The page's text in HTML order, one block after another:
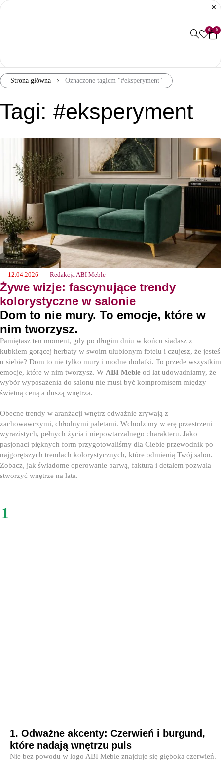
0 0
Strona główna Oznaczone tagiem "#eksperyment"
Tagi: #eksperyment
12.04.2026 Redakcja ABI Meble
Żywe wizje: fascynujące trendy
kolorystyczne w salonie
Dom to nie mury. To emocje, które w
nim tworzysz.
Pamiętasz ten moment, gdy po długim dniu w końcu siadasz z
kubkiem gorącej herbaty w swoim ulubionym fotelu i czujesz, że jesteś
u siebie? Dom to nie tylko mury i modne dodatki. To przede wszystkim
emocje, które w nim tworzysz. W ABI Meble od lat udowadniamy, że
wybór wyposażenia do salonu nie musi być kompromisem między
świetną ceną a duszą wnętrza.
Obecne trendy w aranżacji wnętrz odważnie zrywają z
zachowawczymi, chłodnymi paletami. Wchodzimy w erę przestrzeni
wyrazistych, pełnych życia i niepowtarzalnego charakteru. Jako
pasjonaci pięknych form przygotowaliśmy dla Ciebie przewodnik po
najgorętszych trendach kolorystycznych, które odmienią Twój salon.
Zobacz, jak świadome operowanie barwą, fakturą i detalem pozwala
stworzyć wnętrze na lata.
1
1. Odważne akcenty: Czerwień i burgund,
które nadają wnętrzu puls
Nie bez powodu w logo ABI Meble znajduje się głęboka czerwień.